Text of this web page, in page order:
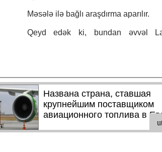
Məsələ ilə bağlı araşdırma aparılır.
Qeyd edək ki, bundan əvvəl